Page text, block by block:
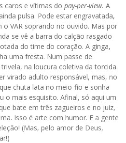
caros e vítimas do pay-per-view. A
pulsa. Pode estar engravatada,
o VAR soprando no ouvido. Mas por
se vê a barra do calção rasgado
do time do coração. A ginga,
uma fresta. Num passe de
na loucura coletiva da torcida.
virado adulto responsável, mas, no
chuta lata no meio-fio e sonha
o mais esquisito. Afinal, só aqui um
bate em três zagueiros e no juiz,
Isso é arte com humor. E a gente
(Mas, pelo amor de Deus,